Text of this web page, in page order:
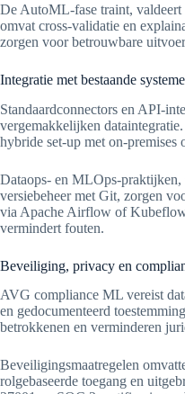
De AutoML-fase traint, valdeert
omvat cross-validatie en
zorgen voor betrouwbare
Integratie met bestaande
Standaardconnectors en API-
vergemakkelijken
hybride set-up met on-
Dataops- en MLOps-
versiebeheer met Git, zorgen
via Apache Airflow of
vermindert fouten.
Beveiliging, privacy en
AVG compliance ML vereist
en gedocumenteerd
betrokkenen en verminderen
Beveiligingsmaatregelen
rolgebaseerde toegang en